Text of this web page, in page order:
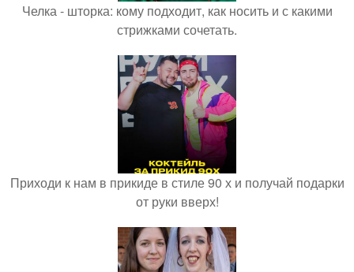
Челка - шторка: кому подходит, как носить и с какими
стрижками сочетать.
Приходи к нам в прикиде в стиле 90 х и получай подарки
от руки вверх!